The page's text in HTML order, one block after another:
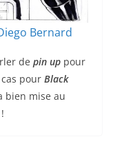
Bernard
de pin up pour
pour Black
bien mise au